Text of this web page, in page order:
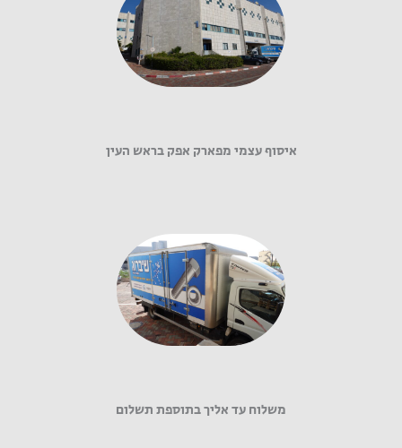
איסוף עצמי מפארק אפק בראש העין
משלוח עד אליך בתוספת תשלום